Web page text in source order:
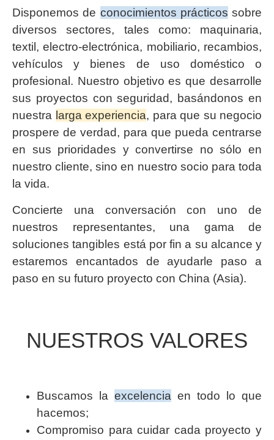
Disponemos de conocimientos prácticos sobre
diversos sectores, tales como: maquinaria,
textil, electro-electrónica, mobiliario, recambios,
vehículos y bienes de uso doméstico o
profesional. Nuestro objetivo es que desarrolle
sus proyectos con seguridad, basándonos en
nuestra larga experiencia, para que su negocio
prospere de verdad, para que pueda centrarse
en sus prioridades y convertirse no sólo en
nuestro cliente, sino en nuestro socio para toda
la vida.
Concierte una conversación con uno de
nuestros representantes, una gama de
soluciones tangibles está por fin a su alcance y
estaremos encantados de ayudarle paso a
paso en su futuro proyecto con China (Asia).
NUESTROS VALORES
Buscamos la excelencia en todo lo que
hacemos;
Compromiso para cuidar cada proyecto y